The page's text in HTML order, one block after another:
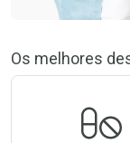
Os melhores